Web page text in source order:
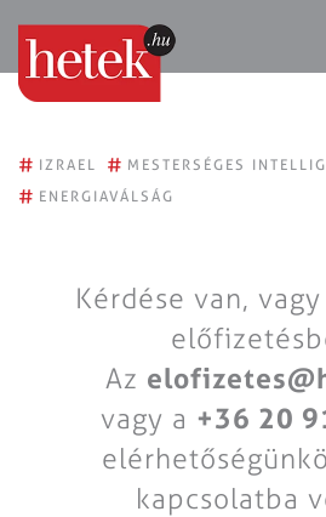
# IZRAEL # MESTERSÉGES
# ENERGIAVÁLSÁG
Kérdése van,
Az
vagy a +36 20
kapcsolatba